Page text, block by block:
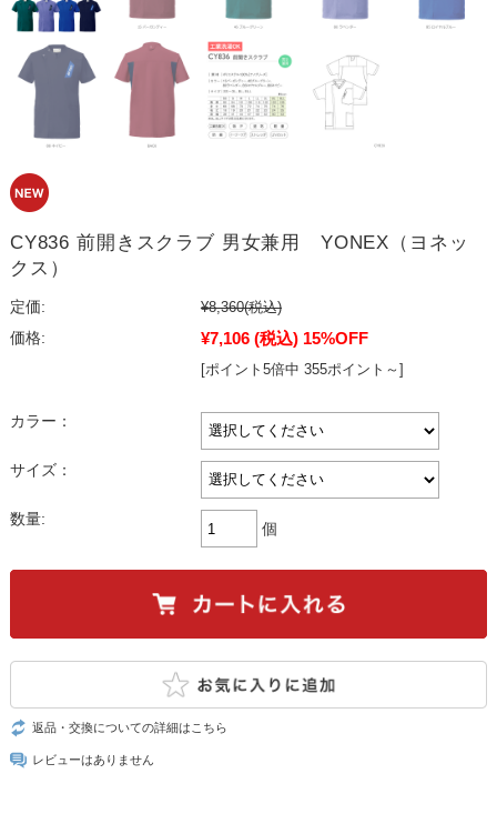
CY836 前開きスクラブ 男女兼用 YONEX（ヨネッ
クス）
定価: ¥8,360(税込)
価格:
¥7,106 (税込) 15%OFF
[ポイント5倍中 355ポイント～]
カラー：
サイズ：
数量:
個
返品・交換についての詳細はこちら
レビューはありません